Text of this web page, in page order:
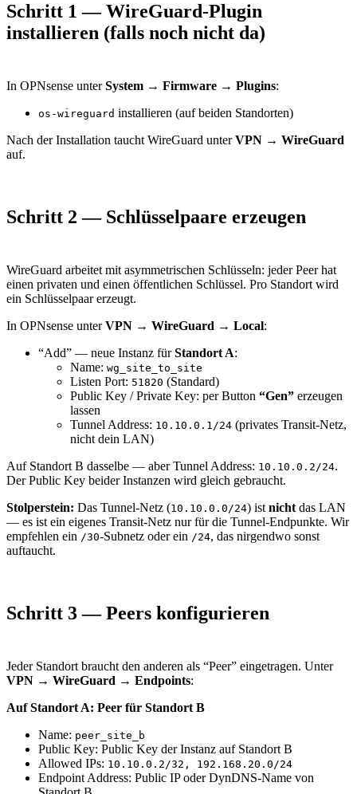
Schritt 1 — WireGuard-Plugin
installieren (falls noch nicht da)
In OPNsense unterSystem → Firmware → Plugins:
os-wireguard installieren (auf beiden Standorten)
Nach der Installation taucht WireGuard unterVPN → WireGuard
auf.
Schritt 2 — Schlüsselpaare erzeugen
WireGuard arbeitet mit asymmetrischen Schlüsseln: jeder Peer hat
einen privaten und einen öffentlichen Schlüssel. Pro Standort wird
ein Schlüsselpaar erzeugt.
In OPNsense unterVPN → WireGuard → Local:
“Add” — neue Instanz fürStandort A:
Name: wg_site_to_site
Listen Port: 51820 (Standard)
Public Key / Private Key: per Button “Gen” erzeugen
lassen
Tunnel Address: 10.10.0.1/24 (privates Transit-Netz,
nicht dein LAN)
Auf Standort B dasselbe — aber Tunnel Address: 10.10.0.2/24.
Der Public Key beider Instanzen wird gleich gebraucht.
Stolperstein: Das Tunnel-Netz (10.10.0.0/24) ist nicht das LAN
— es ist ein eigenes Transit-Netz nur für die Tunnel-Endpunkte. Wir
empfehlen ein /30-Subnetz oder ein /24, das nirgendwo sonst
auftaucht.
Schritt 3 — Peers konfigurieren
Jeder Standort braucht den anderen als “Peer” eingetragen. Unter
VPN → WireGuard → Endpoints:
Auf Standort A: Peer für Standort B
Name: peer_site_b
Public Key: Public Key der Instanz auf Standort B
Allowed IPs: 10.10.0.2/32, 192.168.20.0/24
Endpoint Address: Public IP oder DynDNS-Name von